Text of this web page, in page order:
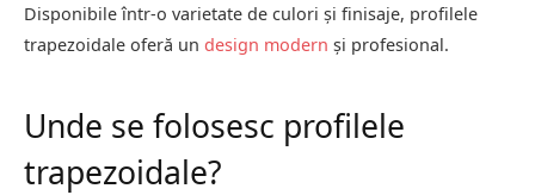
Disponibile într-o varietate de culori și finisaje, profilele
trapezoidale oferă un design modern și profesional.
Unde se folosesc profilele
trapezoidale?